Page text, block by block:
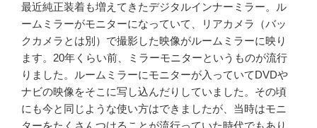
最近純正装着も増えてきたデジタルインナーミラー。ル
ームミラーがモニターになっていて、リアカメラ（バッ
クカメラとは別）で撮影した映像がルームミラーに映り
ます。20年くらい前、ミラーモニターというものが流行
りました。ルームミラーにモニターが入っていてDVDや
ナビの映像をそこに写し込んだりしていました。その頃
にも今と同じような使い方はできましたが、当時はモニ